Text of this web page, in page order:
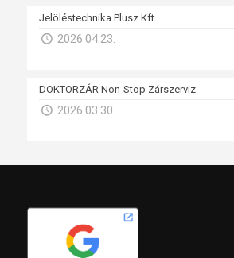
Jelöléstechnika Plusz Kft.
2026.04.23.
DOKTORZÁR Non-Stop Zárszerviz
2026.03.30.